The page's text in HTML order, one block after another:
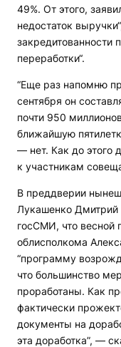
49%. От этого,
недостаток
закредитованности
переработки“.
“Еще раз напомню
сентября он
почти 950
ближайшую
— нет. Как до этого
к участникам
В преддверии
Лукашенко Дмитрий
госСМИ, что весной
облисполкома
“программу
что большинство
проработаны. Как
фактически
документы на
эта доработка”, —